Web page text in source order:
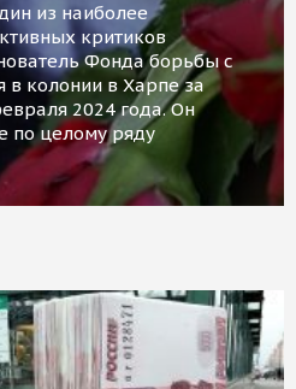
из наиболее
критиков
Фонда борьбы с
в колонии в Харпе за
2024 года. Он
по целому ряду